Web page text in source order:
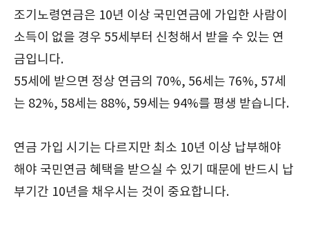
조기노령연금은 10년 이상 국민연금에 가입한 사람이
소득이 없을 경우 55세부터 신청해서 받을 수 있는 연
금입니다.
55세에 받으면 정상 연금의 70%, 56세는 76%, 57세
는 82%, 58세는 88%, 59세는 94%를 평생 받습니다.
연금 가입 시기는 다르지만 최소 10년 이상 납부해야
해야 국민연금 혜택을 받으실 수 있기 때문에 반드시 납
부기간 10년을 채우시는 것이 중요합니다.